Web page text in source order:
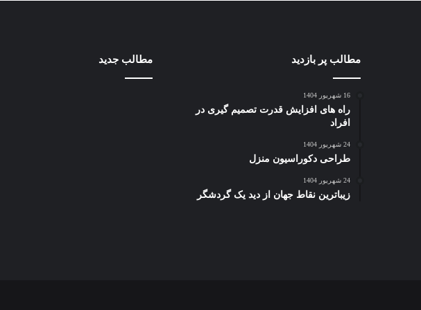
مطالب پر بازدید
16 شهریور 1404
راه های افزایش قدرت تصمیم گیری در
افراد
24 شهریور 1404
طراحی دکوراسیون منزل
24 شهریور 1404
زیباترین نقاط جهان از دید یک گردشگر
مطالب جدید